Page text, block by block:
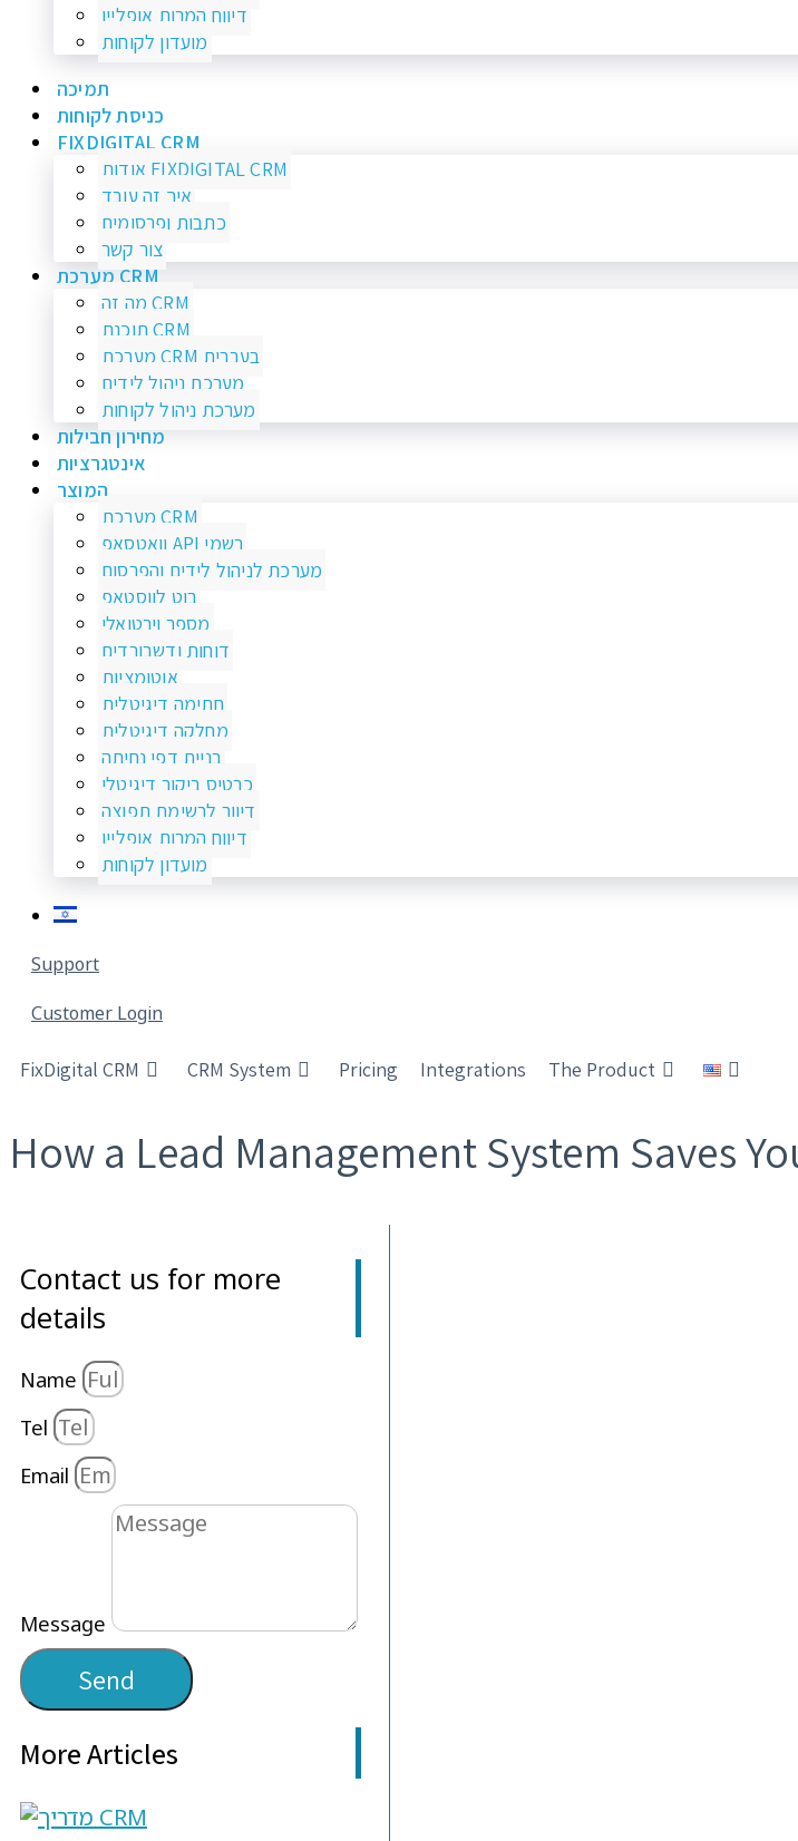
דיווח המרות אופליין
מועדון לקוחות
FIXDIGITAL CRM
אודות FIXDIGITAL CRM
איך זה עובד
כתבות ופרסומים
צור קשר
מערכת CRM
מה זה CRM
תוכנת CRM
מערכת CRM בעברית
מערכת ניהול לידים
מערכת ניהול לקוחות
מחירון חבילות
אינטגרציות
המוצר
מערכת CRM
וואטסאפ API רשמי
מערכת לניהול לידים והפרסום
בוט לווסטאפ
מספר וירטואלי
דוחות ודשבורדים
אוטומציות
חתימה דיגיטלית
מחלקה דיגיטלית
בניית דפי נחיתה
כרטיס ביקור דיגיטלי
דיוור לרשימת תפוצה
דיווח המרות אופליין
מועדון לקוחות
Support
Customer Login
FixDigital CRM CRM System Pricing Integrations The Product
How a Lead Management System Saves
Contact us for more
details
Name
Tel
Email
Message
Send
More Articles